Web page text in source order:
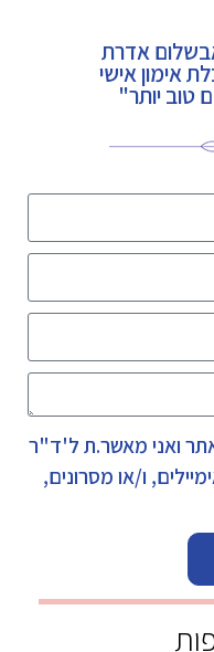
אדרת
אימון אישי
טוב יותר"
ואני מאשר.ת ל'ד"ר
ו/או מסרונים,